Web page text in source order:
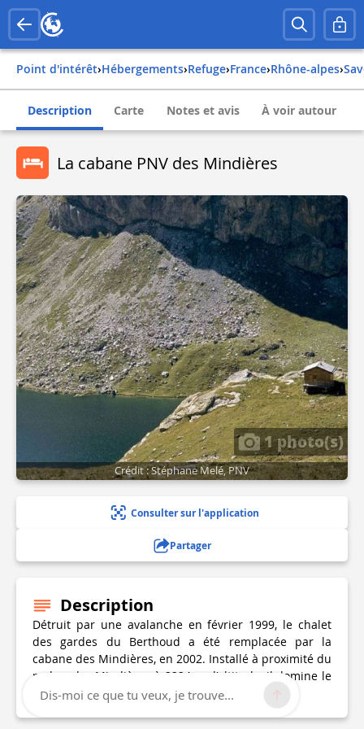
Point d'intérêt› Hébergements› Refuge› france› rhône-alpes›
Description Carte Notes et avis À voir autour
La cabane PNV des Mindières
1 photo(s)
Crédit : Stéphane Melé, PNV
Consulter sur l'application
Partager
Description
Détruit par une avalanche en février 1999, le chalet
des gardes du Berthoud a été remplacée par la
cabane des Mindières, en 2002. Installé à proximité du
rocher des Mindières à 2224 m d'altitude, il domine le
Lac de la Plagne au nord-est.
Dis-moi ce que tu veux, je trouve...